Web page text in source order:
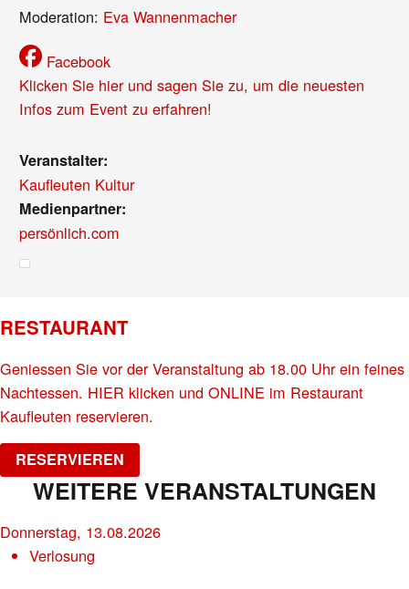
Moderation: Eva Wannenmacher
Facebook
Klicken Sie hier und sagen Sie zu, um die neuesten
Infos zum Event zu erfahren!
Veranstalter:
Kaufleuten Kultur
Medienpartner:
persönlich.com
RESTAURANT
Geniessen Sie vor der Veranstaltung ab 18.00 Uhr ein feines
Nachtessen. HIER klicken und ONLINE im Restaurant
Kaufleuten reservieren.
RESERVIEREN
WEITERE VERANSTALTUNGEN
Donnerstag, 13.08.2026
Verlosung